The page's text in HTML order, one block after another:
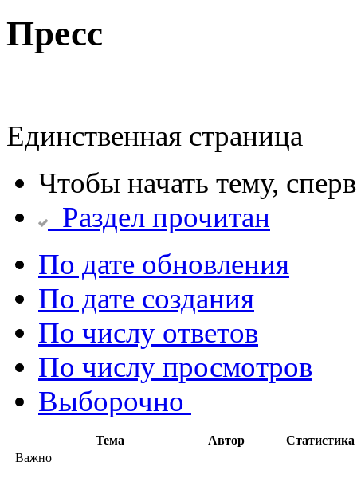
Пресс
Единственная страница
Чтобы начать тему,
Раздел прочитан
По дате обновления
По дате создания
По числу ответов
По числу просмотров
Выборочно
Тема Автор
Статистика
Важно